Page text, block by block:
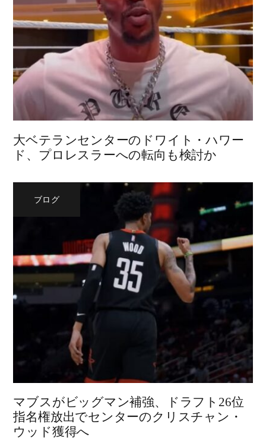
大ベテランセンターのドワイト・ハワー
ド、プロレスラーへの転向も検討か
ブログ
マブスがビッグマン補強、ドラフト26位
指名権放出でセンターのクリスチャン・
ウッド獲得へ